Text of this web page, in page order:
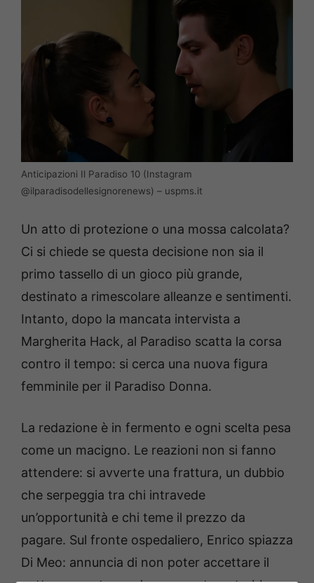
Anticipazioni Il Paradiso 10 (Instagram
@ilparadisodellesignorenews) – uspms.it
Un atto di protezione o una mossa calcolata?
Ci si chiede se questa decisione non sia il
primo tassello di un gioco più grande,
destinato a rimescolare alleanze e sentimenti.
Intanto, dopo la mancata intervista a
Margherita Hack, al Paradiso scatta la corsa
contro il tempo: si cerca una nuova figura
femminile per il Paradiso Donna.
La redazione è in fermento e ogni scelta pesa
come un macigno. Le reazioni non si fanno
attendere: si avverte una frattura, un dubbio
che serpeggia tra chi intravede
un’opportunità e chi teme il prezzo da
pagare. Sul fronte ospedaliero, Enrico spiazza
Di Meo: annuncia di non poter accettare il